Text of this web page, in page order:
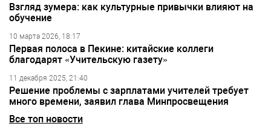
Взгляд зумера: как культурные привычки влияют на
обучение
10 марта 2026, 18:17
Первая полоса в Пекине: китайские коллеги
благодарят «Учительскую газету»
11 декабря 2025, 21:40
Решение проблемы с зарплатами учителей требует
много времени, заявил глава Минпросвещения
Все топ новости